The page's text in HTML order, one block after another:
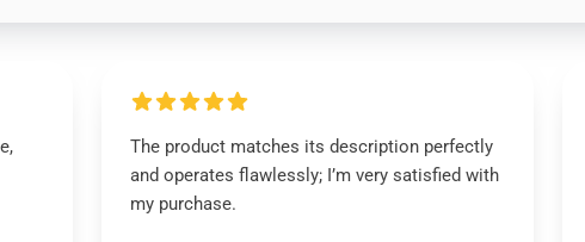
The product matches its description perfectly
and operates flawlessly; I’m very satisfied with
my purchase.